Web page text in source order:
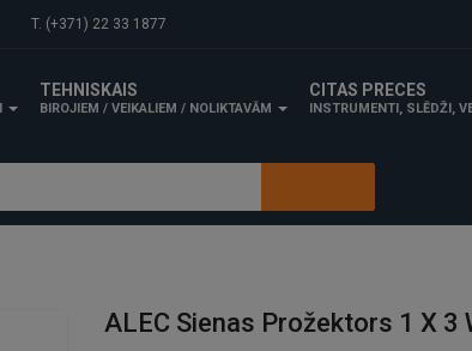
T. (+371) 22 33 1877
TEHNISKAIS
BIROJIEM / VEIKALIEM / NOLIKTAVĀM
CITAS PRECES
INSTRUMENTI, SLĒDŽI,
ALEC Sienas Prožektors 1 X 3